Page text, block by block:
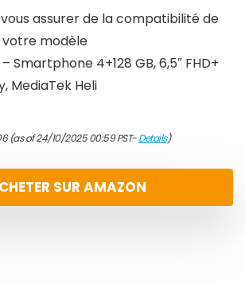
assurer de la compatibilité de
modèle
Smartphone 4+128 GB, 6,5″ FHD+
MediaTek Heli
(as of 24/10/2025 00:59 PST-Details)
SUR AMAZON